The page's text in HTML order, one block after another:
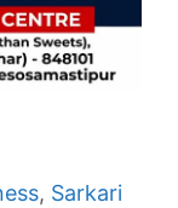
, Sarkari